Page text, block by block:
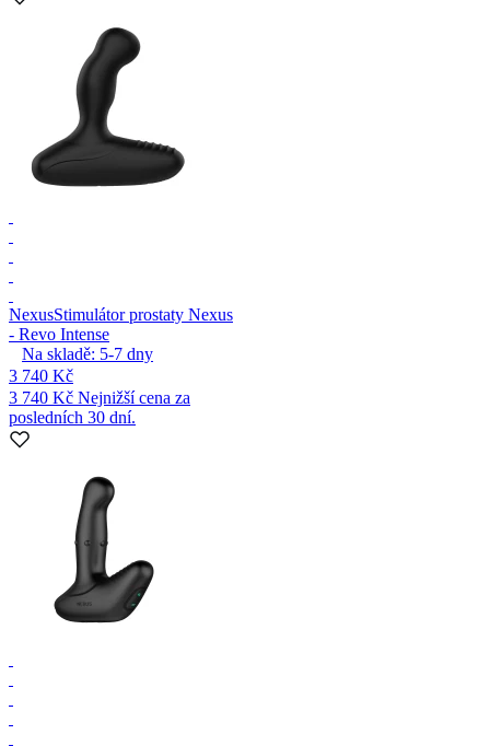
NexusStimulátor prostaty Nexus
- Revo Intense
Na skladě: 5-7 dny
3 740 Kč
3 740 Kč Nejnižší cena za
posledních 30 dní.